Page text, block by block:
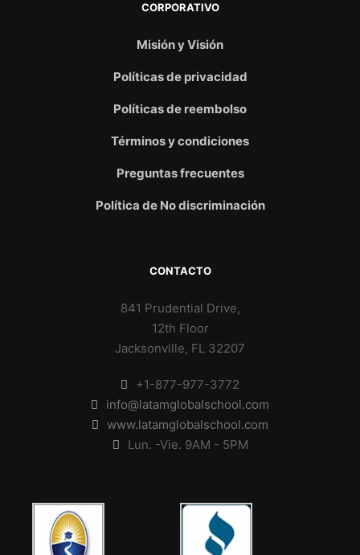
CORPORATIVO
Misión y Visión
Políticas de privacidad
Políticas de reembolso
Términos y condiciones
Preguntas frecuentes
Política de No discriminación
CONTACTO
841 Prudential Drive,
12th Floor
Jacksonville, FL 32207
+1-877-977-3772
info@latamglobalschool.com
www.latamglobalschool.com
Lun. -Vie. 9AM - 5PM